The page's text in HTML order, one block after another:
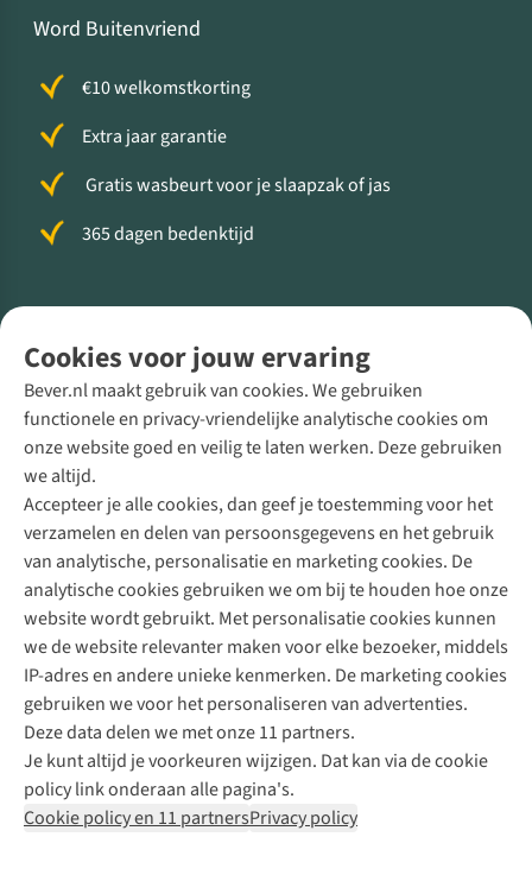
Cookies voor jouw ervaring
Bever.nl maakt gebruik van cookies. We gebruiken
functionele en privacy-vriendelijke analytische cookies om
onze website goed en veilig te laten werken. Deze gebruiken
we altijd.
Accepteer je alle cookies, dan geef je toestemming voor het
verzamelen en delen van persoonsgegevens en het gebruik
van analytische, personalisatie en marketing cookies. De
analytische cookies gebruiken we om bij te houden hoe onze
website wordt gebruikt. Met personalisatie cookies kunnen
we de website relevanter maken voor elke bezoeker, middels
IP-adres en andere unieke kenmerken. De marketing cookies
gebruiken we voor het personaliseren van advertenties.
Deze data delen we met onze 11 partners.
Je kunt altijd je voorkeuren wijzigen. Dat kan via de cookie
policy link onderaan alle pagina's.
Cookie policy en 11 partnersPrivacy policy
Word Buitenvriend
€10 welkomstkorting
Extra jaar garantie
Gratis wasbeurt voor je slaapzak of jas
365 dagen bedenktijd
Direct advies van een Buitenexpert
+31 (0)85 888 50 88
+31 6 12 28 49 80
Contactformulier